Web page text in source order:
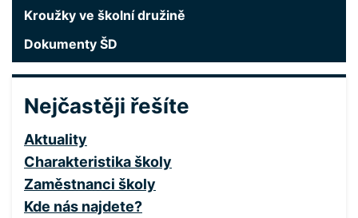
Kroužky ve školní družině
Dokumenty ŠD
Nejčastěji řešíte
Aktuality
Charakteristika školy
Zaměstnanci školy
Kde nás najdete?